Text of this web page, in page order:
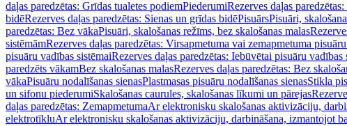
daļas paredzētas: Grīdas tualetes podiemPiederumiRezerves daļas
bidēRezerves daļas paredzētas: Sienas un grīdas bidēPisuārsPisuāri,
paredzētas: Bez vākaPisuāri, skalošanas režīms, bez skalošanas malas
sistēmāmRezerves daļas paredzētas: Virsapmetuma vai zemapmetuma
pisuāru vadības sistēmaiRezerves daļas paredzētas: Iebūvētai pisuāru vadības
paredzēts vākamBez skalošanas malasRezerves daļas paredzētas: Bez
vākaPisuāru nodalīšanas sienasPlastmasas pisuāru nodalīšanas sienasStikla
un sifonu piederumiSkalošanas caurules, skalošanas līkumi un pārejas
daļas paredzētas: ZemapmetumaAr elektronisku skalošanas aktivizāciju,
elektrotīkluAr elektronisku skalošanas aktivizāciju, darbināšana, izmantojot